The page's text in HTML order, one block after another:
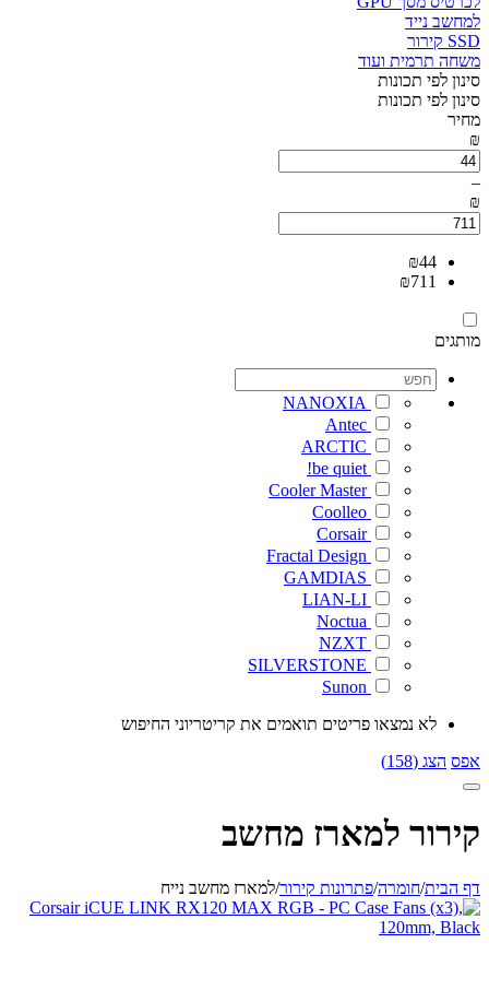
למחשב נייד
SSD קירור
משחה תרמית ועוד
סינון לפי תכונות
סינון לפי תכונות
מחיר
₪
–
₪
₪44
₪711
מותגים
NANOXIA
Antec
ARCTIC
be quiet!
Cooler Master
Coolleo
Corsair
Fractal Design
GAMDIAS
LIAN-LI
Noctua
NZXT
SILVERSTONE
Sunon
לא נמצאו פריטים תואמים את קריטריוני החיפוש
אפס הצג (158)
קירור למארז מחשב
דף הבית/חומרה/פתרונות קירור/למארז מחשב נייח